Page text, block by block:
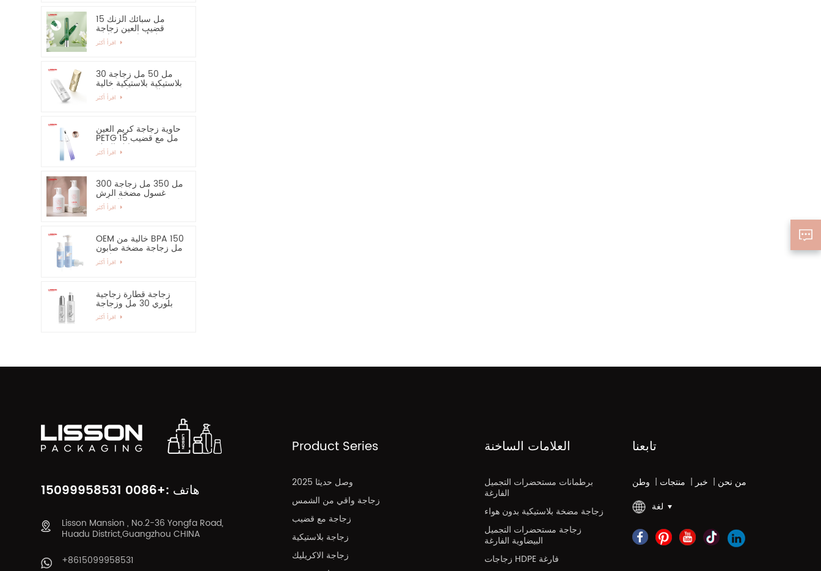
15 مل سبائك الزنك
قضيب العين زجاجة
مصل أساسي وحاوية
30 مل 50 مل زجاجة
بلاستيكية بلاستيكية خالية
من الرش زجاجة كريم
اليد واقية من الشمس
حاوية زجاجة كريم العين
PETG 15 مل مع قضيب
سبائك الزنك
300 مل 350 مل زجاجة
غسول مضخة الرش
للشامبو
OEM خالية من BPA 150
مل زجاجة مضخة صابون
رغوية فارغة
زجاجة قطارة زجاجية
بلوري 30 مل وزجاجة
رذاذ زجاجية بمضخة 60
مل
هاتف :+0086 15099958531
Lisson Mansion , No.2-36 Yongfa Road,
Huadu District,Guangzhou CHINA
+8615099958531
Product Series
2025 وصل حديثا
زجاجة واقي من الشمس
زجاجة مع قضيب
زجاجة بلاستيكية
زجاجة الاكريليك
العلامات الساخنة
برطمانات مستحضرات التجميل
الفارغة
زجاجة مضخة بلاستيكية بدون هواء
زجاجة مستحضرات التجميل
البيضاوية الفارغة
زجاجات HDPE فارغة
تابعنا
وطن | منتجات | خبر | من نحن
لغة